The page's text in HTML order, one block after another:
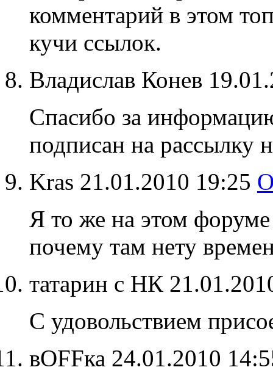
комментарий в этом
кучи ссылок.
Владислав Конев
Спасибо за
подписан на рассылку
Kras 21.01.2010 19:25
Я то же на этом
почему там нету
татарин с НК
С удовольствием
вOFFка 24.01.2010